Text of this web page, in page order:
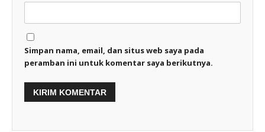
Simpan nama, email, dan situs web saya pada
peramban ini untuk komentar saya berikutnya.